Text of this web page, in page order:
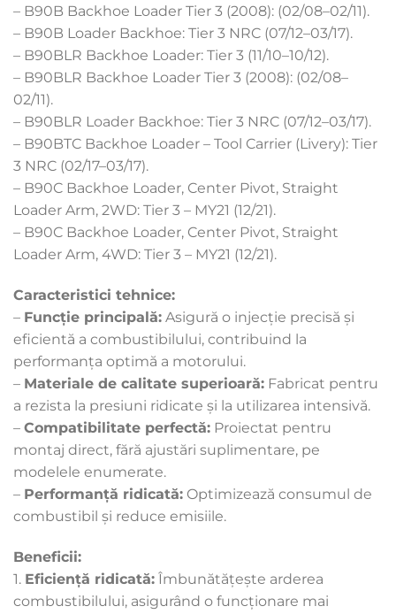
– B90B Backhoe Loader Tier 3 (2008): (02/08–02/11).
– B90B Loader Backhoe: Tier 3 NRC (07/12–03/17).
– B90BLR Backhoe Loader: Tier 3 (11/10–10/12).
– B90BLR Backhoe Loader Tier 3 (2008): (02/08–
02/11).
– B90BLR Loader Backhoe: Tier 3 NRC (07/12–03/17).
– B90BTC Backhoe Loader – Tool Carrier (Livery): Tier
3 NRC (02/17–03/17).
– B90C Backhoe Loader, Center Pivot, Straight
Loader Arm, 2WD: Tier 3 – MY21 (12/21).
– B90C Backhoe Loader, Center Pivot, Straight
Loader Arm, 4WD: Tier 3 – MY21 (12/21).
Caracteristici tehnice:
– Funcție principală: Asigură o injecție precisă și
eficientă a combustibilului, contribuind la
performanța optimă a motorului.
– Materiale de calitate superioară: Fabricat pentru
a rezista la presiuni ridicate și la utilizarea intensivă.
– Compatibilitate perfectă: Proiectat pentru
montaj direct, fără ajustări suplimentare, pe
modelele enumerate.
– Performanță ridicată: Optimizează consumul de
combustibil și reduce emisiile.
Beneficii:
1. Eficiență ridicată: Îmbunătățește arderea
combustibilului, asigurând o funcționare mai